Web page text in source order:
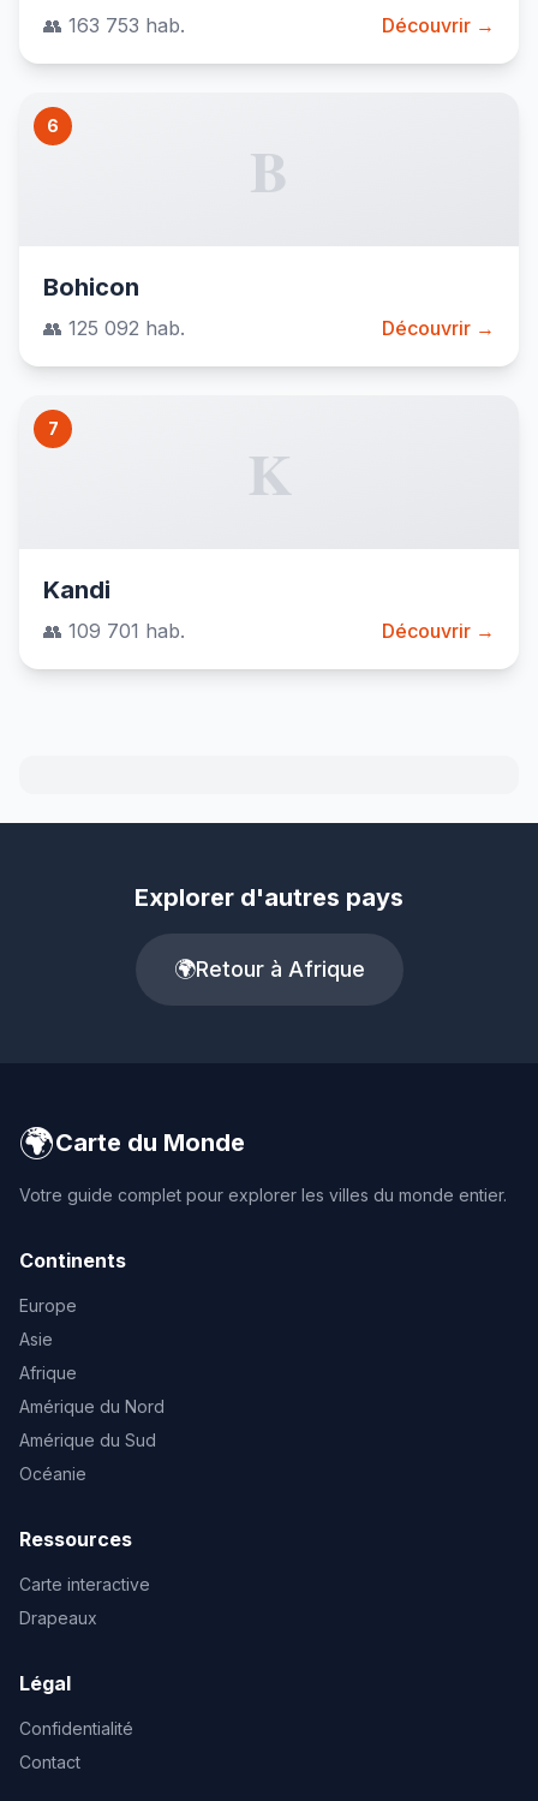
👥 163 753 hab. Découvrir →
6
B
Bohicon
👥 125 092 hab. Découvrir →
7
K
Kandi
👥 109 701 hab. Découvrir →
Explorer d'autres pays
🌍Retour à Afrique
🌍Carte du Monde
Votre guide complet pour explorer les villes du monde entier.
Continents
Europe
Asie
Afrique
Amérique du Nord
Amérique du Sud
Océanie
Ressources
Carte interactive
Drapeaux
Légal
Confidentialité
Contact